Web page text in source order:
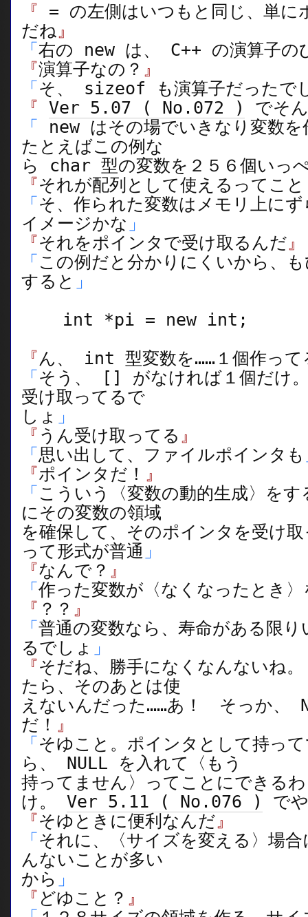
『 = の左側はいつもと同じ、単に
だね』
「右の new は、 C++ の演算子の
『演算子なの？ 』
「そ、 sizeof も演算子だったで
『 Ver 5.07 ( No.072 )
でそ
「 new はその場でいきなり変数
たとえばこの例な
ら char 型の変数を２５６個いっ
『それが配列として使えるってこ
「そ、作られた変数はメモリ上に
イメージかな 」
『それをポインタで受け取るんだ』
「この例だと分かりにくいから、
すると 」
int *pi = new int;
『ん、 int 型変数を……１個作って
「そう、 [] がなければ１個だけ
受け取ってるで
しょ 」
『 うん受け取ってる 』
「思い出して、ファイルポインタも
『ポインタだ！ 』
「こういう〈変数の動的生成〉を
にその変数の領域
を確保して、そのポインタを受け
って形式が普通 」
『なんで？ 』
「作った変数が〈なくなったとき
『 ？？ 』
「普通の変数なら、寿命がある限
るでしょ 」
『そだね、勝手になくなんない
たら、そのあとは使
えないんだった……あ！ そっか、
だ！ 』
「そゆこと。ポインタとして持っ
ら、 NULL を入れて〈もう
持ってません〉ってことにできるわ
け。 Ver 5.11 ( No.076 )
で
『そゆときに便利なんだ』
「それに、〈サイズを変える〉場
んないことが多い
から 」
『 どゆこと？ 』